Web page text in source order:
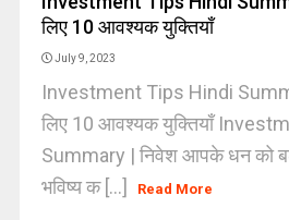
लिए 10 आवश्यक युक्तियाँ
July 9, 2023
Investment Tips Hindi
लिए 10 आवश्यक युक्तियाँ
Summary | निवेश आपके धन को
भविष्य क [...]
Read More